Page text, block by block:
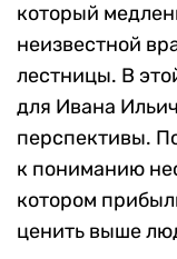
который
неизвестной
лестницы. В
для Ивана
перспективы.
к пониманию
котором
ценить выше